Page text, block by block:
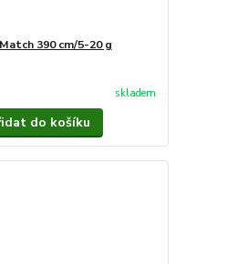
390 cm/5-20 g
skladem
do košíku